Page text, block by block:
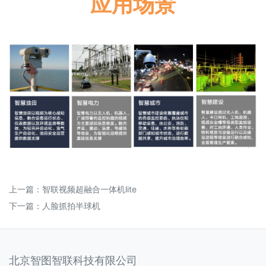
应用场景
上一篇： 智联视频超融合一体机lite
下一篇： 人脸抓拍半球机
北京智图智联科技有限公司